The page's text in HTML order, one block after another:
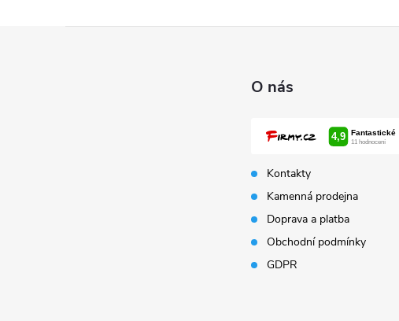
O nás
Kontakty
Kamenná prodejna
Doprava a platba
Obchodní podmínky
GDPR